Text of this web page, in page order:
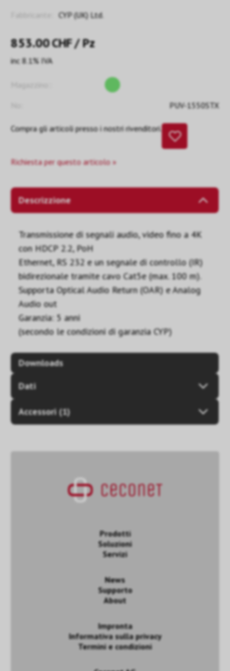
CYP (UK) Ltd.
853.00CHF/ Pz
inc 8.1% IVA
PUV-1550STX
Compra gli articoli presso i nostri rivenditori.
Richiesta per questo articolo »
Descrizzione
Transmissione di segnali audio, video fino a 4K
con HDCP 2.2, PoH
Ethernet, RS 232 e un segnale di controllo (IR)
bidirezionale tramite cavo Cat5e (max. 100 m).
Supporta Optical Audio Return (OAR) e Analog
Audio out
Garanzia: 5 anni
(secondo le condizioni di garanzia CYP)
Downloads
Dati
Accessori (1)
Prodotti
Soluzioni
Servizi
News
Supporto
About
Impronta
Informativa sulla privacy
Termini e condizioni